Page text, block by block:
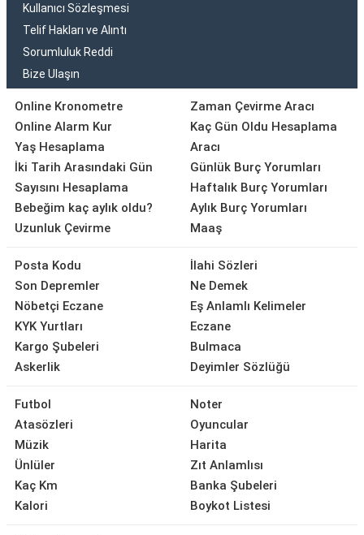
Kullanıcı Sözleşmesi
Telif Hakları ve Alıntı
Sorumluluk Reddi
Bize Ulaşın
Online Kronometre
Online Alarm Kur
Yaş Hesaplama
İki Tarih Arasındaki Gün
Sayısını Hesaplama
Bebeğim kaç aylık oldu?
Uzunluk Çevirme
Zaman Çevirme Aracı
Kaç Gün Oldu Hesaplama
Aracı
Günlük Burç Yorumları
Haftalık Burç Yorumları
Aylık Burç Yorumları
Maaş
Posta Kodu
Son Depremler
Nöbetçi Eczane
KYK Yurtları
Kargo Şubeleri
Askerlik
İlahi Sözleri
Ne Demek
Eş Anlamlı Kelimeler
Eczane
Bulmaca
Deyimler Sözlüğü
Futbol
Atasözleri
Müzik
Ünlüler
Kaç Km
Kalori
Noter
Oyuncular
Harita
Zıt Anlamlısı
Banka Şubeleri
Boykot Listesi